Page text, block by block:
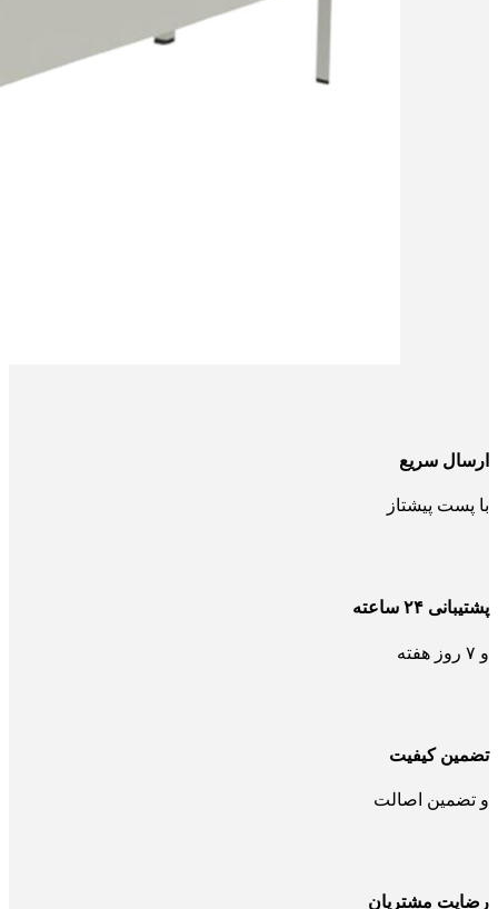
ارسال سریع
با پست پیشتاز
پشتیبانی ۲۴ ساعته
و ۷ روز هفته
تضمین کیفیت
و تضمین اصالت
رضایت مشتریان